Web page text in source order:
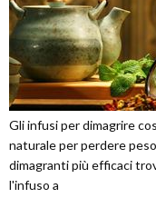
Gli infusi per dimagrire
naturale per perdere
dimagranti più efficaci
l'infuso a